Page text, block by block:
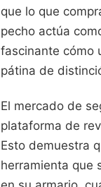
que lo que
pecho actúa
fascinante cómo
pátina de
El mercado de
plataforma de
Esto demuestra
herramienta que